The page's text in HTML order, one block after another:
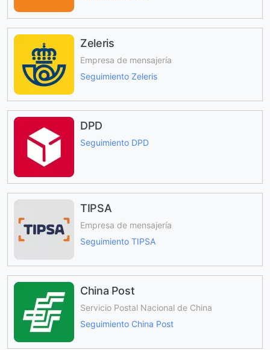
Zeleris
Empresa de mensajería
Seguimiento Zeleris
DPD
Seguimiento DPD
TIPSA
Empresa de mensajería
Seguimiento TIPSA
China Post
Servicio Postal Nacional de China
Seguimiento China Post